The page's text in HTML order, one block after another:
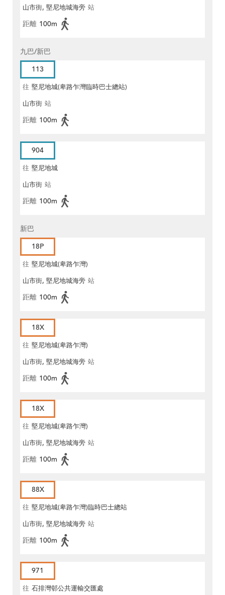
山市街, 堅尼地城海旁 站
距離 100m
九巴/新巴
113
往 堅尼地城(卑路乍灣臨時巴士總站)
山市街 站
距離 100m
904
往 堅尼地城
山市街 站
距離 100m
新巴
18P
往 堅尼地城(卑路乍灣)
山市街, 堅尼地城海旁 站
距離 100m
18X
往 堅尼地城(卑路乍灣)
山市街, 堅尼地城海旁 站
距離 100m
18X
往 堅尼地城(卑路乍灣)
山市街, 堅尼地城海旁 站
距離 100m
88X
往 堅尼地城(卑路乍灣)臨時巴士總站
山市街, 堅尼地城海旁 站
距離 100m
971
往 石排灣邨公共運輸交匯處